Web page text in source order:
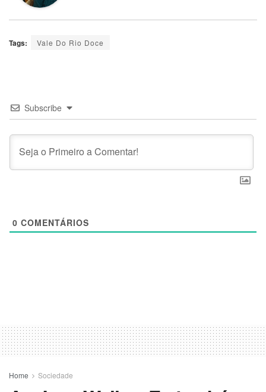
Tags: Vale Do Rio Doce
Subscribe
0 COMENTÁRIOS
Home Sociedade